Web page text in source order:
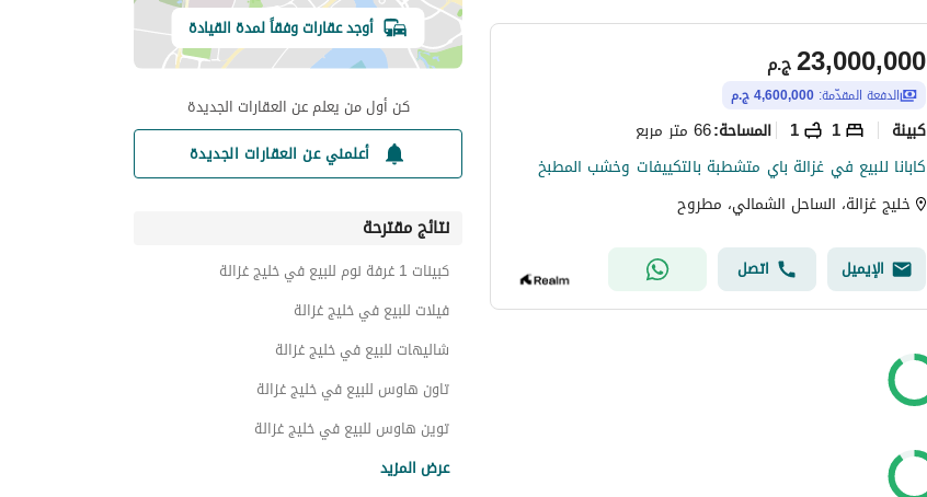
ج.م23,000,000
الدفعة المقدّمة: 4,600,000 ج.م
كبينة 1
1 المساحة:66 متر مربع
كابانا للبيع في غزالة باي متشطبة بالتكييفات وخشب المطبخ
خليج غزالة، الساحل الشمالي، مطروح
الإيميل اتصل
أوجد عقارات وفقاً لمدة القيادة
كن أول من يعلم عن العقارات الجديدة
أعلمني عن العقارات الجديدة
نتائج مقترحة
كبينات 1 غرفة نوم للبيع في خليج غزالة
فيلات للبيع في خليج غزالة
شاليهات للبيع في خليج غزالة
تاون هاوس للبيع في خليج غزالة
توين هاوس للبيع في خليج غزالة
عرض المزيد